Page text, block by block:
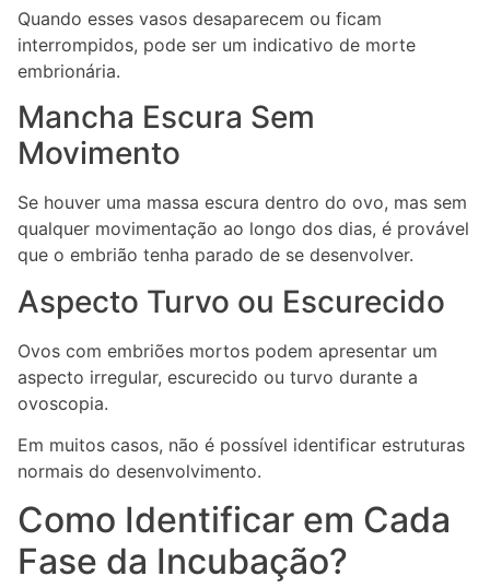
Quando esses vasos desaparecem ou ficam
interrompidos, pode ser um indicativo de morte
embrionária.
Mancha Escura Sem
Movimento
Se houver uma massa escura dentro do ovo, mas sem
qualquer movimentação ao longo dos dias, é provável
que o embrião tenha parado de se desenvolver.
Aspecto Turvo ou Escurecido
Ovos com embriões mortos podem apresentar um
aspecto irregular, escurecido ou turvo durante a
ovoscopia.
Em muitos casos, não é possível identificar estruturas
normais do desenvolvimento.
Como Identificar em Cada
Fase da Incubação?